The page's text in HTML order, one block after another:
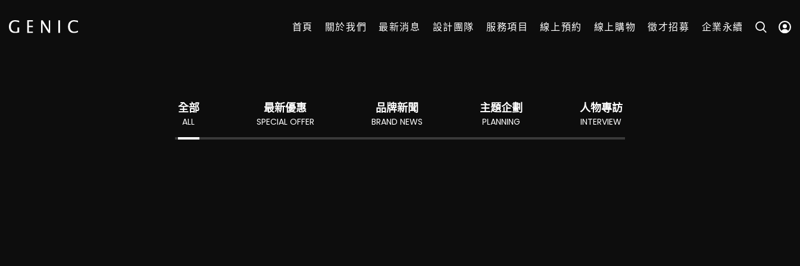
首頁 關於我們 最新消息 設計團隊 服務項目 線上預約 線上購物 徵才招募 企業永續
全部
ALL
主題企劃
PLANNING
人物專訪
INTERVIEW
品牌新聞
BRAND NEWS
最新優惠
SPECIAL OFFER